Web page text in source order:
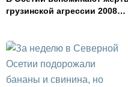
грузинской агрессии 2008